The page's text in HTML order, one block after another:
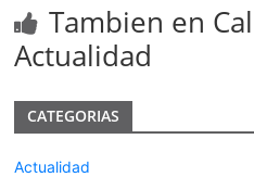
Tambien en
Actualidad
CATEGORIAS
Actualidad